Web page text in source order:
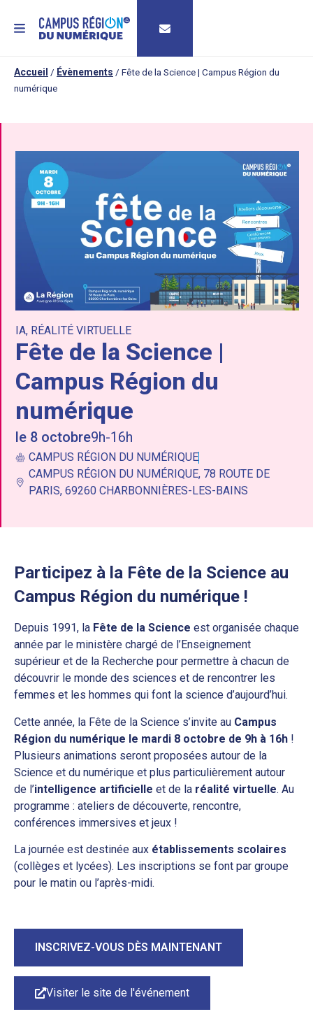
MENU
Accueil / Évènements / Fête de la Science | Campus Région du
numérique
IA, RÉALITÉ VIRTUELLE
Fête de la Science |
Campus Région du
numérique
le 8 octobre9h-16h
CAMPUS RÉGION DU NUMÉRIQUE
CAMPUS RÉGION DU NUMÉRIQUE, 78 ROUTE DE
PARIS, 69260 CHARBONNIÈRES-LES-BAINS
Participez à la Fête de la Science au
Campus Région du numérique !
Depuis 1991, la Fête de la Science est organisée chaque
année par le ministère chargé de l’Enseignement
supérieur et de la Recherche pour permettre à chacun de
découvrir le monde des sciences et de rencontrer les
femmes et les hommes qui font la science d’aujourd’hui.
Cette année, la Fête de la Science s’invite au Campus
Région du numérique le mardi 8 octobre de 9h à 16h !
Plusieurs animations seront proposées autour de la
Science et du numérique et plus particulièrement autour
de l’intelligence artificielle et de la réalité virtuelle. Au
programme : ateliers de découverte, rencontre,
conférences immersives et jeux !
La journée est destinée aux établissements scolaires
(collèges et lycées). Les inscriptions se font par groupe
pour le matin ou l’après-midi.
INSCRIVEZ-VOUS DÈS MAINTENANT
Visiter le site de l'événement